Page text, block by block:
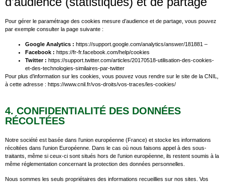
Pour gérer le paramétrage des cookies mesure d’audience et de partage, vous pouvez
par exemple consulter la page suivante :
Google Analytics : https://support.google.com/analytics/answer/181881 –
Facebook : https://fr-fr.facebook.com/help/cookies
Twitter : https://support.twitter.com/articles/20170518-utilisation-des-cookies-
et-des-technologies-similaires-par-twitter
Pour plus d’information sur les cookies, vous pouvez vous rendre sur le site de la CNIL,
à cette adresse : https://www.cnil.fr/vos-droits/vos-traces/les-cookies/
4. CONFIDENTIALITÉ DES DONNÉES
RÉCOLTÉES
Notre société est basée dans l’union européenne (France) et stocke les informations
récoltées dans l’union Européenne. Dans le cas où nous faisons appel à des sous-
traitants, même si ceux-ci sont situés hors de l’union européenne, ils restent soumis à la
même réglementation concernant la protection des données personnelles.
Nous sommes les seuls propriétaires des informations recueillies sur nos sites. Vos